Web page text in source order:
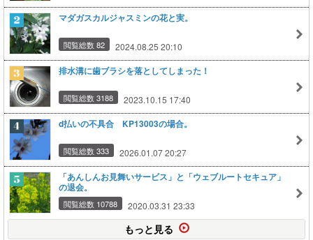
マダガスカルジャスミンの花と実。
閲覧総数 82 2024.08.25 20:10
排水溝に歯ブラシを落としてしまった！
閲覧総数 3188 2023.10.15 17:40
d払いの不具合 KP13003の場合。
閲覧総数 333 2026.01.07 20:27
「あんしんお見舞いサービス」と「ウェブルートセキュア」
の退会。
閲覧総数 10788 2020.03.31 23:33
もっと見る